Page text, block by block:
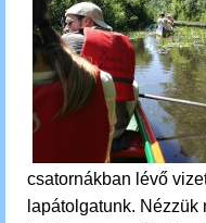
csatornákban lévő
lapátolgatunk. Nézzük